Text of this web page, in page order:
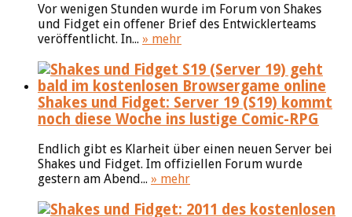
Vor wenigen Stunden wurde im Forum von Shakes
und Fidget ein offener Brief des Entwicklerteams
veröffentlicht. In... » mehr
Shakes und Fidget: Server 19 (S19) kommt
noch diese Woche ins lustige Comic-RPG
Endlich gibt es Klarheit über einen neuen Server bei
Shakes und Fidget. Im offiziellen Forum wurde
gestern am Abend... » mehr